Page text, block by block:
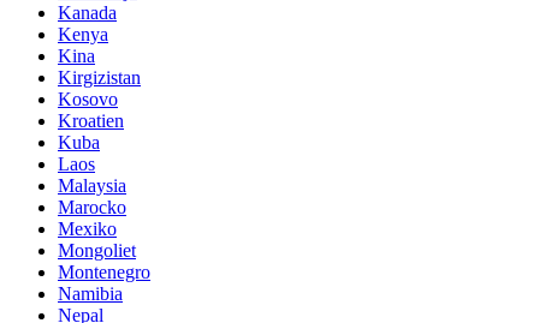
Kanada
Kenya
Kina
Kirgizistan
Kosovo
Kroatien
Kuba
Laos
Malaysia
Marocko
Mexiko
Mongoliet
Montenegro
Namibia
Nepal